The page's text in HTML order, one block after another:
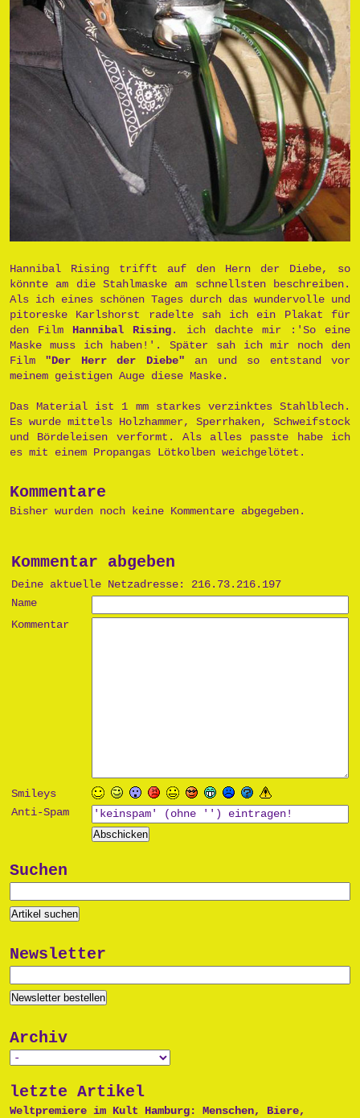
Hannibal Rising trifft auf den Hern der Diebe, so
könnte am die Stahlmaske am schnellsten beschreiben.
Als ich eines schönen Tages durch das wundervolle und
pitoreske Karlshorst radelte sah ich ein Plakat für
den Film Hannibal Rising. ich dachte mir :'So eine
Maske muss ich haben!'. Später sah ich mir noch den
Film "Der Herr der Diebe" an und so entstand vor
meinem geistigen Auge diese Maske.
Das Material ist 1 mm starkes verzinktes Stahlblech.
Es wurde mittels Holzhammer, Sperrhaken, Schweifstock
und Bördeleisen verformt. Als alles passte habe ich
es mit einem Propangas Lötkolben weichgelötet.
Kommentare
Bisher wurden noch keine Kommentare abgegeben.
Kommentar abgeben
Deine aktuelle Netzadresse: 216.73.216.197
Name
Kommentar
Smileys
Anti-Spam
Suchen
Newsletter
Archiv
letzte Artikel
Weltpremiere im Kult Hamburg: Menschen, Biere,